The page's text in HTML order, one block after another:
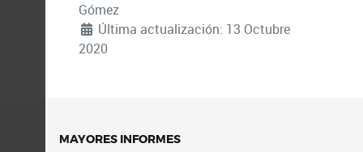
Gómez
Última actualización: 13 Octubre
2020
MAYORES INFORMES